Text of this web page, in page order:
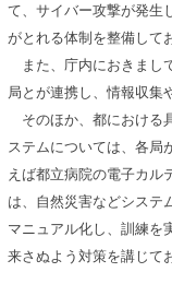
て、サイバー攻撃が発生
がとれる体制を整備して
また、庁内におきまし
局とが連携し、情報収集
そのほか、都における
ステムについては、各局
えば都立病院の電子カル
は、自然災害などシステ
マニュアル化し、訓練を
来さぬよう対策を講じて